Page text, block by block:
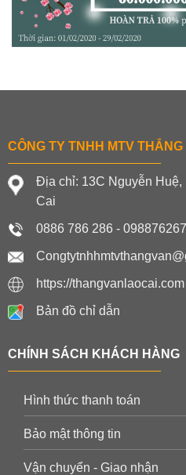
CÔNG TY TNHH MTV THẮNG
Địa chỉ: 13C Nguyễn Huệ,
Cai
0886 786 286 -
https://thangvanlaocai.com
Bản đồ chỉ dẫn
CHÍNH SÁCH KHÁCH HÀNG
Hình thức thanh toán
Bảo mật thông tin
Vận chuyển - Giao nhận